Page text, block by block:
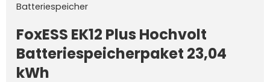
Batteriespeicher
FoxESS EK12 Plus Hochvolt
Batteriespeicherpaket 23,04
kWh